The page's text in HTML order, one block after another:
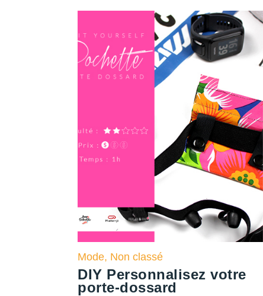
DIY Personnalisez votre
porte-dossard
Mode, Non classé